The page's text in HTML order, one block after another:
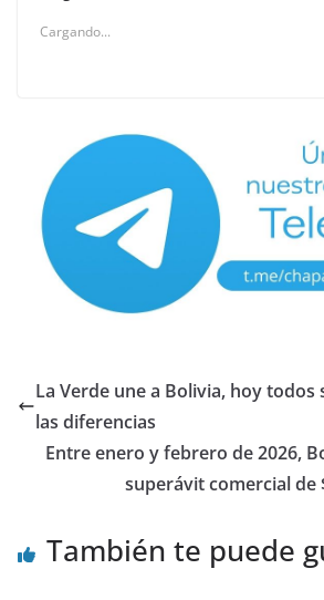
Cargando...
La Verde une a Bolivia, hoy todos
las diferencias
Entre enero y febrero de 2026,
superávit comercial de
También te puede